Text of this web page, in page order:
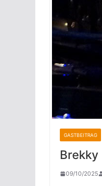
GASTBEITRAG
09/10/2025